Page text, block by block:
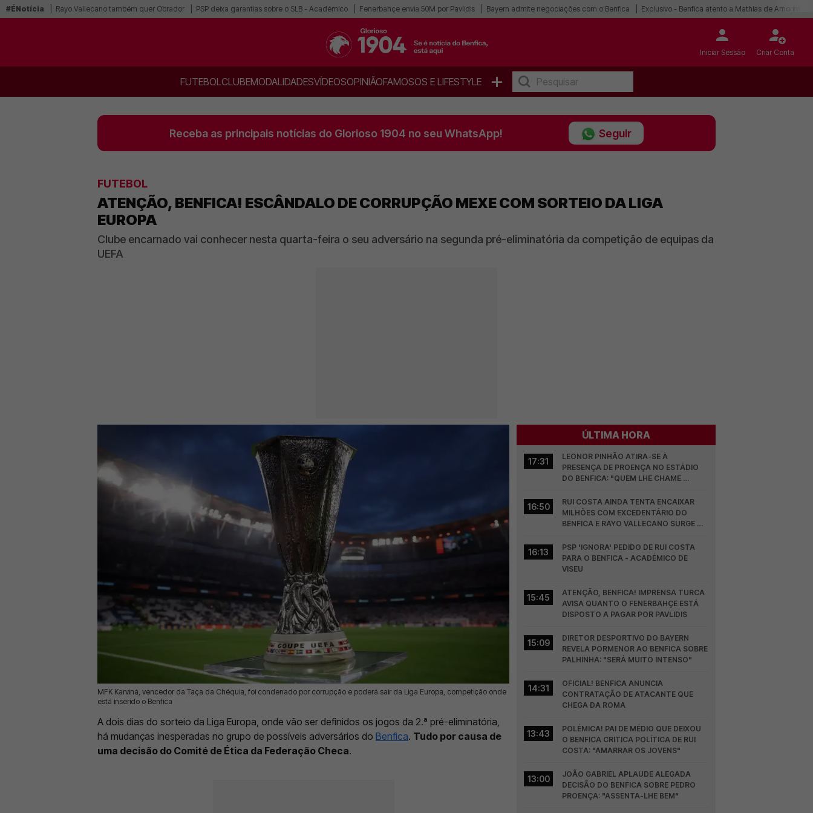
#ÉNotícia Rayo Vallecano também quer Obrador PSP deixa garantias sobre o SLB - Académico Fenerbahçe envia 50M por Pavlidis Bayern admite negociações com o Benfica Exclusivo - Benfica atento a Mathias de Amorim
Iniciar Sessão Criar Conta
FUTEBOLCLUBEMODALIDADESVÍDEOSOPINIÃOFAMOSOS E LIFESTYLE +
Receba as principais notícias do Glorioso 1904 no seu WhatsApp! Seguir
FUTEBOL
ATENÇÃO, BENFICA! ESCÂNDALO DE CORRUPÇÃO MEXE COM SORTEIO DA LIGA
EUROPA
Clube encarnado vai conhecer nesta quarta-feira o seu adversário na segunda pré-eliminatória da competição de equipas da
UEFA
MFK Karviná, vencedor da Taça da Chéquia, foi condenado por corrupção e poderá sair da Liga Europa, competição onde
está inserido o Benfica
16 Jun 2026 | 10:09 | 0
A dois dias do sorteio da Liga Europa, onde vão ser definidos os jogos da 2.ª pré-eliminatória,
há mudanças inesperadas no grupo de possíveis adversários do Benfica. Tudo por causa de
uma decisão do Comité de Ética da Federação Checa.
ÚLTIMA HORA
17:31
LEONOR PINHÃO ATIRA-SE À
PRESENÇA DE PROENÇA NO ESTÁDIO
DO BENFICA: "QUEM LHE CHAME
16:50
RUI COSTA AINDA TENTA ENCAIXAR
MILHÕES COM EXCEDENTÁRIO DO
BENFICA E RAYO VALLECANO SURGE NA
16:13
PSP 'IGNORA' PEDIDO DE RUI COSTA
PARA O BENFICA - ACADÉMICO DE
VISEU
15:45
ATENÇÃO, BENFICA! IMPRENSA TURCA
AVISA QUANTO O FENERBAHÇE ESTÁ
DISPOSTO A PAGAR POR PAVLIDIS
15:09
DIRETOR DESPORTIVO DO BAYERN
REVELA PORMENOR AO BENFICA SOBRE
PALHINHA: "SERÁ MUITO INTENSO"
14:31
OFICIAL! BENFICA ANUNCIA
CONTRATAÇÃO DE ATACANTE QUE
CHEGA DA ROMA
13:43
POLÉMICA! PAI DE MÉDIO QUE DEIXOU
O BENFICA CRITICA POLÍTICA DE RUI
COSTA: "AMARRAR OS JOVENS"
13:00
JOÃO GABRIEL APLAUDE ALEGADA
DECISÃO DO BENFICA SOBRE PEDRO
PROENÇA: "ASSENTA-LHE BEM"